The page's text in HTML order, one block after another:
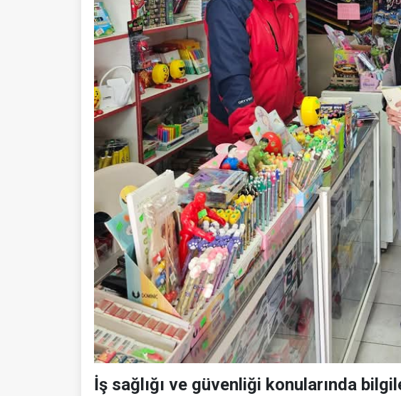
İş sağlığı ve güvenliği konularında